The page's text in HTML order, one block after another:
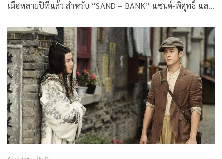
เมื่อหลายปีที่แล้ว สำหรับ “SAND – BANK” แซนด์-พิศุทธิ์ และ
ชต์ ที่หลายคนมักจะคุ้นเคยกับวลียอดฮิต “พูดก็ไม่ดี เงียบก็ไม่ดี
ว๊ากฉันทุกที (อะไรว้า)” จากเพลง “อะไรว้า”